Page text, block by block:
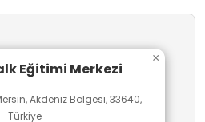
kendilerini farklı
katkı sunmaktadır.
Eğitimi Merkezi
Akdeniz Bölgesi, 33640,
Türkiye
×